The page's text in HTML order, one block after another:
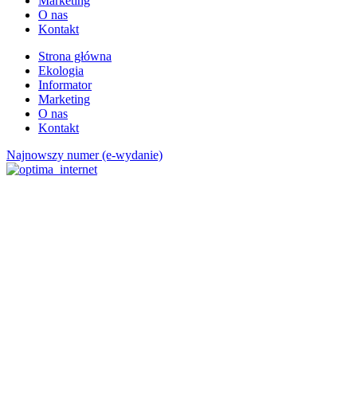
O nas
Kontakt
Strona główna
Ekologia
Informator
Marketing
O nas
Kontakt
Najnowszy numer (e-wydanie)